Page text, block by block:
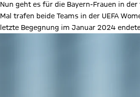
Nun geht es für die Bayern-Frauen in
Mal trafen beide Teams in der UEFA
letzte Begegnung im Januar 2024